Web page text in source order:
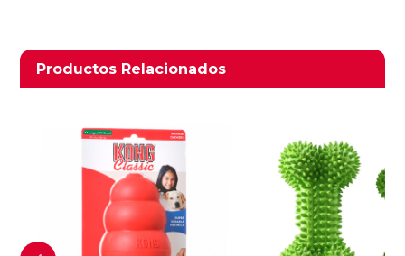
Productos Relacionados
Productos relacionados